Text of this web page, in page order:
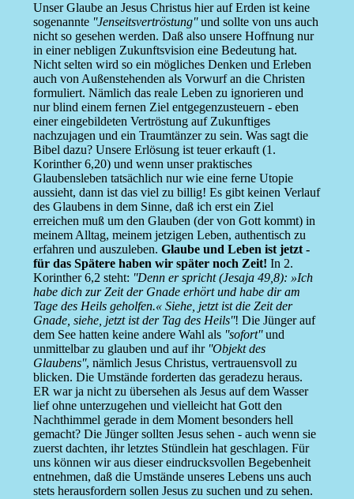
Unser Glaube an Jesus Christus hier auf Erden ist keine
sogenannte ''Jenseitsvertröstung''und sollte von uns auch
nicht so gesehen werden. Daß also unsere Hoffnung nur
in einer nebligen Zukunftsvision eine Bedeutung hat.
Nicht selten wird so ein mögliches Denken und Erleben
auch von Außenstehenden als Vorwurf an die Christen
formuliert. Nämlich das reale Leben zu ignorieren und
nur blind einem fernen Ziel entgegenzusteuern - eben
einer eingebildeten Vertröstung auf Zukunftiges
nachzujagen und ein Traumtänzer zu sein. Was sagt die
Bibel dazu? Unsere Erlösung ist teuer erkauft (1.
Korinther 6,20) und wenn unser praktisches
Glaubensleben tatsächlich nur wie eine ferne Utopie
aussieht, dann ist das viel zu billig! Es gibt keinen Verlauf
des Glaubens in dem Sinne, daß ich erst ein Ziel
erreichen muß um den Glauben (der von Gott kommt) in
meinem Alltag, meinem jetzigen Leben, authentisch zu
erfahren und auszuleben. Glaube und Leben ist jetzt -
für das Spätere haben wir später noch Zeit! In 2.
Korinther 6,2 steht: ''Denn er spricht (Jesaja 49,8): »Ich
habe dich zur Zeit der Gnade erhört und habe dir am
Tage des Heils geholfen.« Siehe, jetzt ist die Zeit der
Gnade, siehe, jetzt ist der Tag des Heils''! Die Jünger auf
dem See hatten keine andere Wahl als ''sofort''und
unmittelbar zu glauben und auf ihr ''Objekt des
Glaubens'', nämlich Jesus Christus, vertrauensvoll zu
blicken. Die Umstände forderten das geradezu heraus.
ER war ja nicht zu übersehen als Jesus auf dem Wasser
lief ohne unterzugehen und vielleicht hat Gott den
Nachthimmel gerade in dem Moment besonders hell
gemacht? Die Jünger sollten Jesus sehen - auch wenn sie
zuerst dachten, ihr letztes Stündlein hat geschlagen. Für
uns können wir aus dieser eindrucksvollen Begebenheit
entnehmen, daß die Umstände unseres Lebens uns auch
stets herausfordern sollen Jesus zu suchen und zu sehen.